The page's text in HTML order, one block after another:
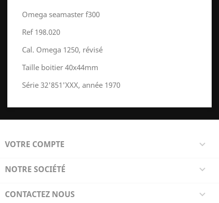
Omega seamaster f300
Ref 198.020
Cal. Omega 1250, révisé
Taille boitier 40x44mm
Série 32'851'XXX, année 1970
VOTRE COMPTE 
NOTRE SOCIÉTÉ 
CONTACTEZ NOUS 